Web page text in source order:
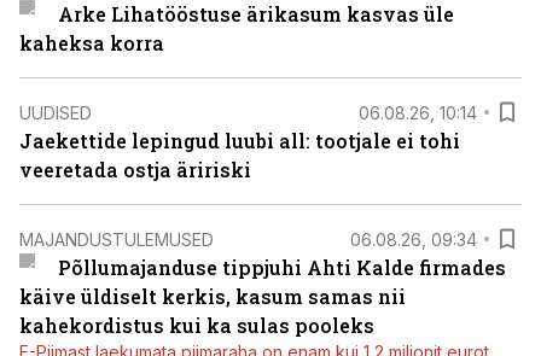
Arke Lihatööstuse ärikasum kasvas üle
kaheksa korra
UUDISED 06.08.26, 10:14
Jaekettide lepingud luubi all: tootjale ei tohi
veeretada ostja äririski
MAJANDUSTULEMUSED 06.08.26, 09:34
Põllumajanduse tippjuhi Ahti Kalde firmades
käive üldiselt kerkis, kasum samas nii
kahekordistus kui ka sulas pooleks
E-Piimast laekumata piimaraha on enam kui 1,2 miljonit eurot